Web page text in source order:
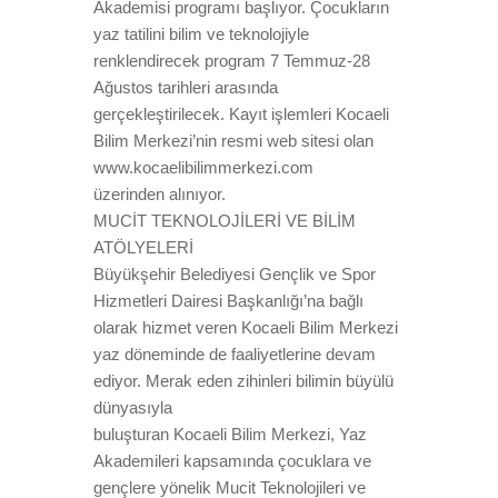
Akademisi programı başlıyor. Çocukların
yaz tatilini bilim ve teknolojiyle
renklendirecek program 7 Temmuz-28
Ağustos tarihleri arasında
gerçekleştirilecek. Kayıt işlemleri Kocaeli
Bilim Merkezi’nin resmi web sitesi olan
www.kocaelibilimmerkezi.com
üzerinden alınıyor.
MUCİT TEKNOLOJİLERİ VE BİLİM
ATÖLYELERİ
Büyükşehir Belediyesi Gençlik ve Spor
Hizmetleri Dairesi Başkanlığı’na bağlı
olarak hizmet veren Kocaeli Bilim Merkezi
yaz döneminde de faaliyetlerine devam
ediyor. Merak eden zihinleri bilimin büyülü
dünyasıyla
buluşturan Kocaeli Bilim Merkezi, Yaz
Akademileri kapsamında çocuklara ve
gençlere yönelik Mucit Teknolojileri ve